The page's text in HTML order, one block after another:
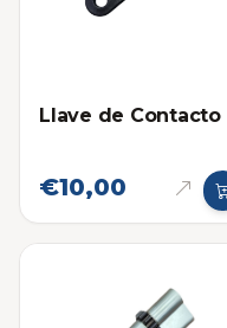
Llave de Contacto
€10,00